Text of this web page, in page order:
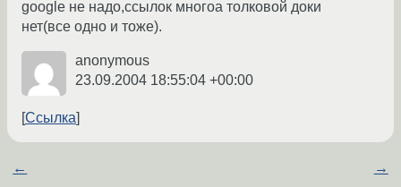
google не надо,ссылок многоа толковой доки
нет(все одно и тоже).
anonymous
23.09.2004 18:55:04 +00:00
Ссылка
← →